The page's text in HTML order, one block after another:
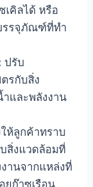
เคิลได้ หรือ
รรจุภัณฑ์ที่ทำ
ปรับ
รกับสิ่ง
และพลังงาน
ห้ลูกค้าทราบ
สิ่งแวดล้อมที่
านจากแหล่งที่
ยก๊าซเรือน